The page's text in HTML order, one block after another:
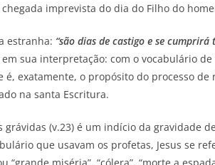
imprevista do dia do Filho do
estranha: “são dias de castigo e se cumprirá
sua interpretação: com o vocabulário de
é, exatamente, o propósito do processo
na santa Escritura.
grávidas (v.23) é um indício da gravidade
que usavam os profetas, Jesus se
“grande miséria”, “cólera”, “morte a